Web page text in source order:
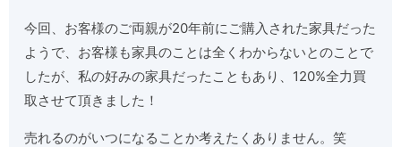
今回、お客様のご両親が20年前にご購入された家具だった
ようで、お客様も家具のことは全くわからないとのことで
したが、私の好みの家具だったこともあり、120%全力買
取させて頂きました！
売れるのがいつになることか考えたくありません。笑